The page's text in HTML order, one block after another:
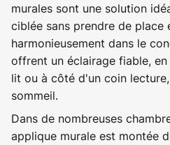
murales sont une solution
ciblée sans prendre de place
harmonieusement dans le
offrent un éclairage fiable,
lit ou à côté d'un coin
sommeil.
Dans de nombreuses
applique murale est montée